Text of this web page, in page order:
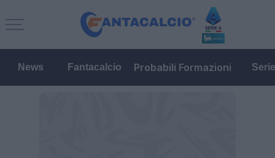
News Fantacalcio Probabili Formazioni